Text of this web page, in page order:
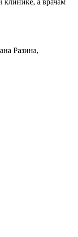
клинике, а врачам
Разина,